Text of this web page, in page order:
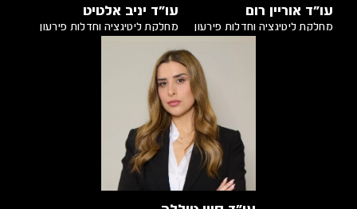
עו״ד אוריין רום
מחלקת ליטיגציה וחדלות פירעון
עו״ד יניב אלטיט
מחלקת ליטיגציה וחדלות פירעון